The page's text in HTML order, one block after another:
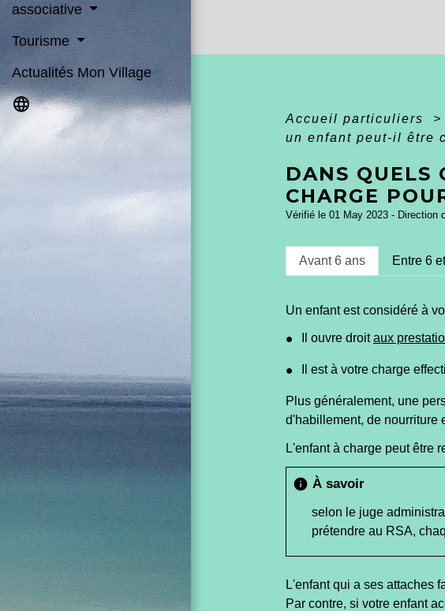
associative
Tourisme
Actualités Mon Village
language
Accueil particuliers >
un enfant peut-il être
DANS QUELS
CHARGE
Vérifié le 01 May 2023 - Direction
Avant 6 ans Entre 6
Un enfant est considéré à
Il ouvre droitaux
Il est à votre charge
Plus généralement, une
d'habillement, de nourriture
L'enfant à charge peut être
info À savoir
selon le juge
prétendre au RSA,
L'enfant qui a ses attaches
Par contre, si votre enfant